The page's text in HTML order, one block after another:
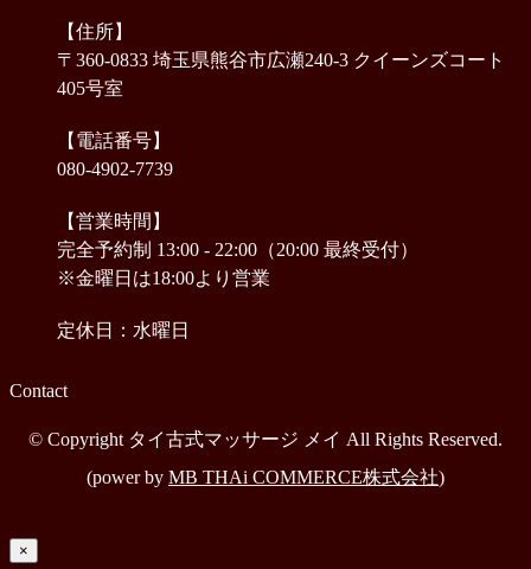
【住所】
〒360-0833 埼玉県熊谷市広瀬240-3 クイーンズコート
405号室
【電話番号】
080-4902-7739
【営業時間】
完全予約制 13:00 - 22:00（20:00 最終受付）
※金曜日は18:00より営業
定休日：水曜日
Contact
© Copyright タイ古式マッサージ メイ All Rights Reserved.
(power by MB THAi COMMERCE株式会社)
×